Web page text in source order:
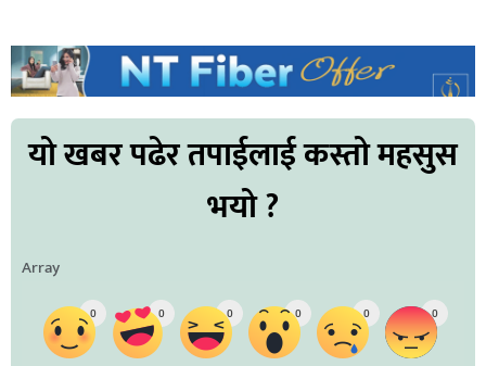
यो खबर पढेर तपाईलाई कस्तो महसुस
भयो ?
Array
0 0 0 0 0 0